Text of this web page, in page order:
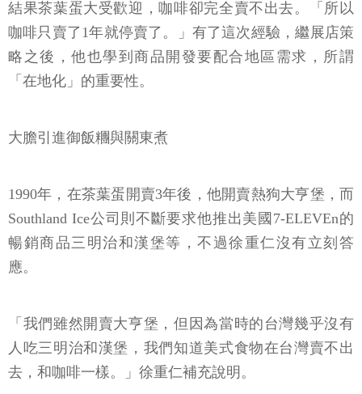
結果茶葉蛋大受歡迎，咖啡卻完全賣不出去。「所以
咖啡只賣了1年就停賣了。」有了這次經驗，繼展店策
略之後，他也學到商品開發要配合地區需求，所謂
「在地化」的重要性。
大膽引進御飯糰與關東煮
1990年，在茶葉蛋開賣3年後，他開賣熱狗大亨堡，而
Southland Ice公司則不斷要求他推出美國7-ELEVEn的
暢銷商品三明治和漢堡等，不過徐重仁沒有立刻答
應。
「我們雖然開賣大亨堡，但因為當時的台灣幾乎沒有
人吃三明治和漢堡，我們知道美式食物在台灣賣不出
去，和咖啡一樣。」徐重仁補充說明。